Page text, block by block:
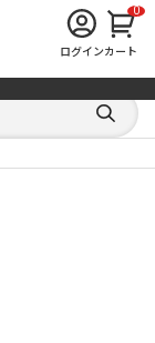
ログイン
0
カート
キ
検
索
る